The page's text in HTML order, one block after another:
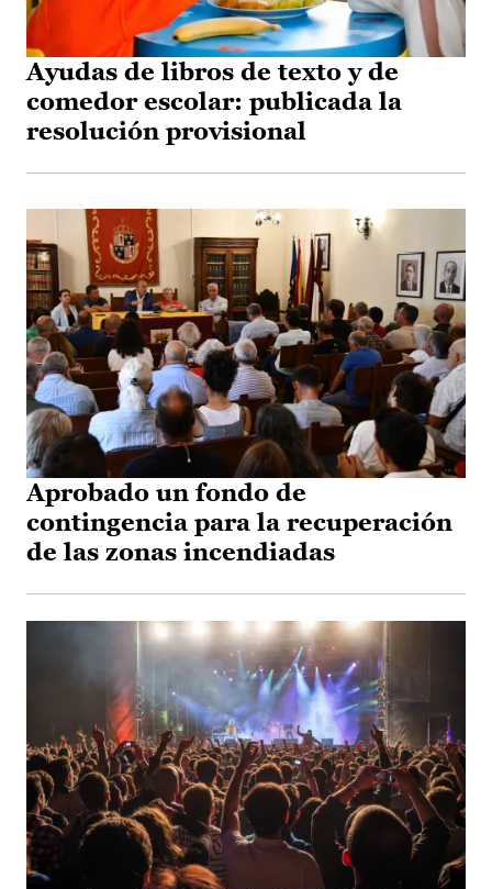
Ayudas de libros de texto y de
comedor escolar: publicada la
resolución provisional
Aprobado un fondo de
contingencia para la recuperación
de las zonas incendiadas